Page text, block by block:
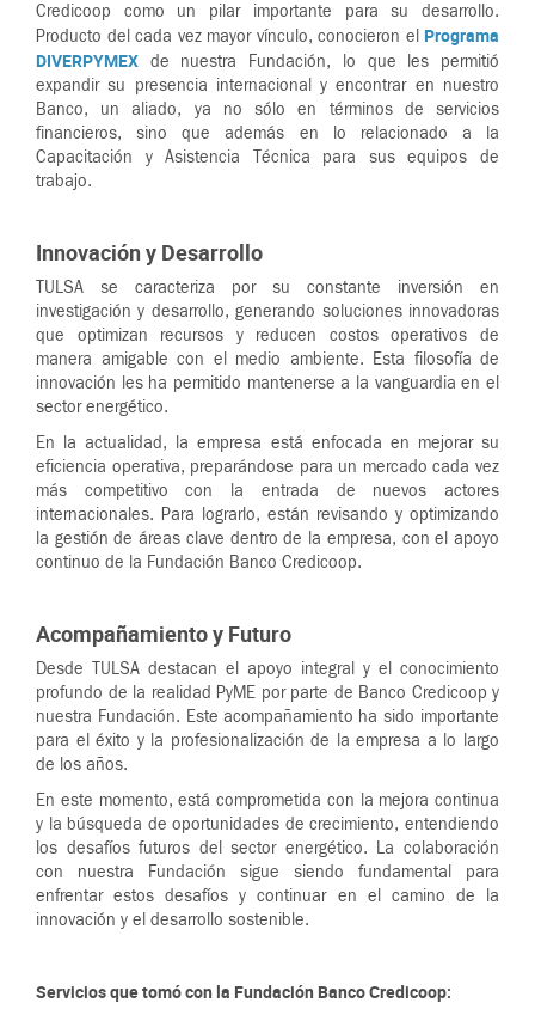
Credicoop como un pilar importante para su desarrollo.
Producto del cada vez mayor vínculo, conocieron el Programa
DIVERPYMEX de nuestra Fundación, lo que les permitió
expandir su presencia internacional y encontrar en nuestro
Banco, un aliado, ya no sólo en términos de servicios
financieros, sino que además en lo relacionado a la
Capacitación y Asistencia Técnica para sus equipos de
trabajo.
Innovación y Desarrollo
TULSA se caracteriza por su constante inversión en
investigación y desarrollo, generando soluciones innovadoras
que optimizan recursos y reducen costos operativos de
manera amigable con el medio ambiente. Esta filosofía de
innovación les ha permitido mantenerse a la vanguardia en el
sector energético.
En la actualidad, la empresa está enfocada en mejorar su
eficiencia operativa, preparándose para un mercado cada vez
más competitivo con la entrada de nuevos actores
internacionales. Para lograrlo, están revisando y optimizando
la gestión de áreas clave dentro de la empresa, con el apoyo
continuo de la Fundación Banco Credicoop.
Acompañamiento y Futuro
Desde TULSA destacan el apoyo integral y el conocimiento
profundo de la realidad PyME por parte de Banco Credicoop y
nuestra Fundación. Este acompañamiento ha sido importante
para el éxito y la profesionalización de la empresa a lo largo
de los años.
En este momento, está comprometida con la mejora continua
y la búsqueda de oportunidades de crecimiento, entendiendo
los desafíos futuros del sector energético. La colaboración
con nuestra Fundación sigue siendo fundamental para
enfrentar estos desafíos y continuar en el camino de la
innovación y el desarrollo sostenible.
Servicios que tomó con la Fundación Banco Credicoop: